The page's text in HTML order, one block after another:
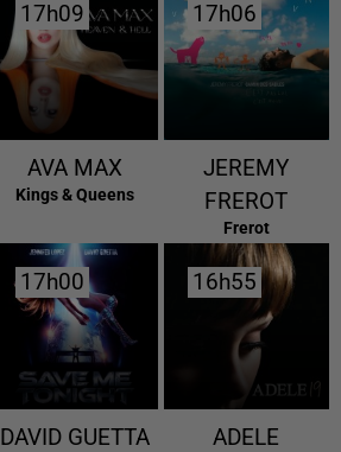
17h09
17h09
AVA MAX
Kings & Queens
17h06
17h06
JEREMY
FREROT
Frerot
17h00
17h00
DAVID GUETTA
16h55
16h55
ADELE